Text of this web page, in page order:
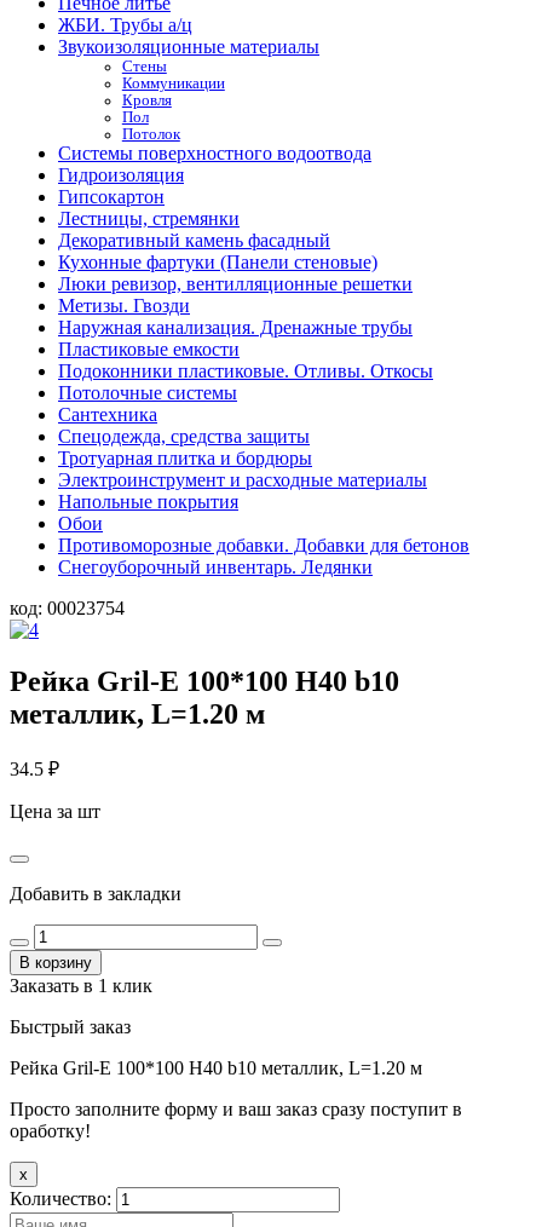
ЖБИ. Трубы а/ц
Звукоизоляционные материалы
Стены
Коммуникации
Кровля
Пол
Потолок
Системы поверхностного водоотвода
Гидроизоляция
Гипсокартон
Лестницы, стремянки
Декоративный камень фасадный
Кухонные фартуки (Панели стеновые)
Люки ревизор, вентилляционные решетки
Метизы. Гвозди
Наружная канализация. Дренажные трубы
Пластиковые емкости
Подоконники пластиковые. Отливы. Откосы
Потолочные системы
Сантехника
Спецодежда, средства защиты
Тротуарная плитка и бордюры
Электроинструмент и расходные материалы
Напольные покрытия
Обои
Противоморозные добавки. Добавки для бетонов
Снегоуборочный инвентарь. Ледянки
код: 00023754
Рейка Gril-E 100*100 Н40 b10
металлик, L=1.20 м
34.5 ₽
Цена за шт
Добавить в закладки
В корзину
Заказать в 1 клик
Быстрый заказ
Рейка Gril-E 100*100 Н40 b10 металлик, L=1.20 м
Просто заполните форму и ваш заказ сразу поступит в
оработку!
x
Количество: